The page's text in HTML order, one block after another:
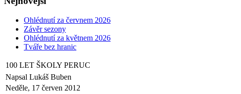
Ohlédnutí za červnem 2026
Závěr sezony
Ohlédnutí za květnem 2026
Tváře bez hranic
100 LET ŠKOLY PERUC
Napsal Lukáš Buben
Neděle, 17 červen 2012